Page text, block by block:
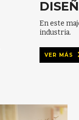
En este
industria.
VER MÁS